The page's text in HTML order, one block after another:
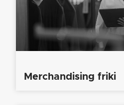
Merchandising friki